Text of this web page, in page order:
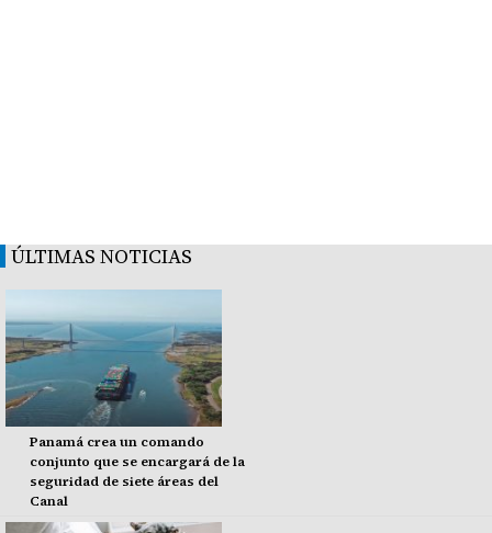
ÚLTIMAS NOTICIAS
Panamá crea un comando
conjunto que se encargará de la
seguridad de siete áreas del
Canal